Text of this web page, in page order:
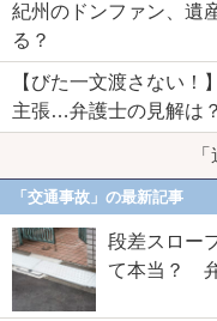
紀州のドンファン、遺
る？
【びた一文渡さない
主張…弁護士の見解は？
「交通事故」の最新記事
段差スロー
て本当？